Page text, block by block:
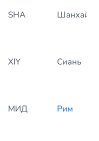
SHA Шанхай
XIY Сиань
МИД Рим